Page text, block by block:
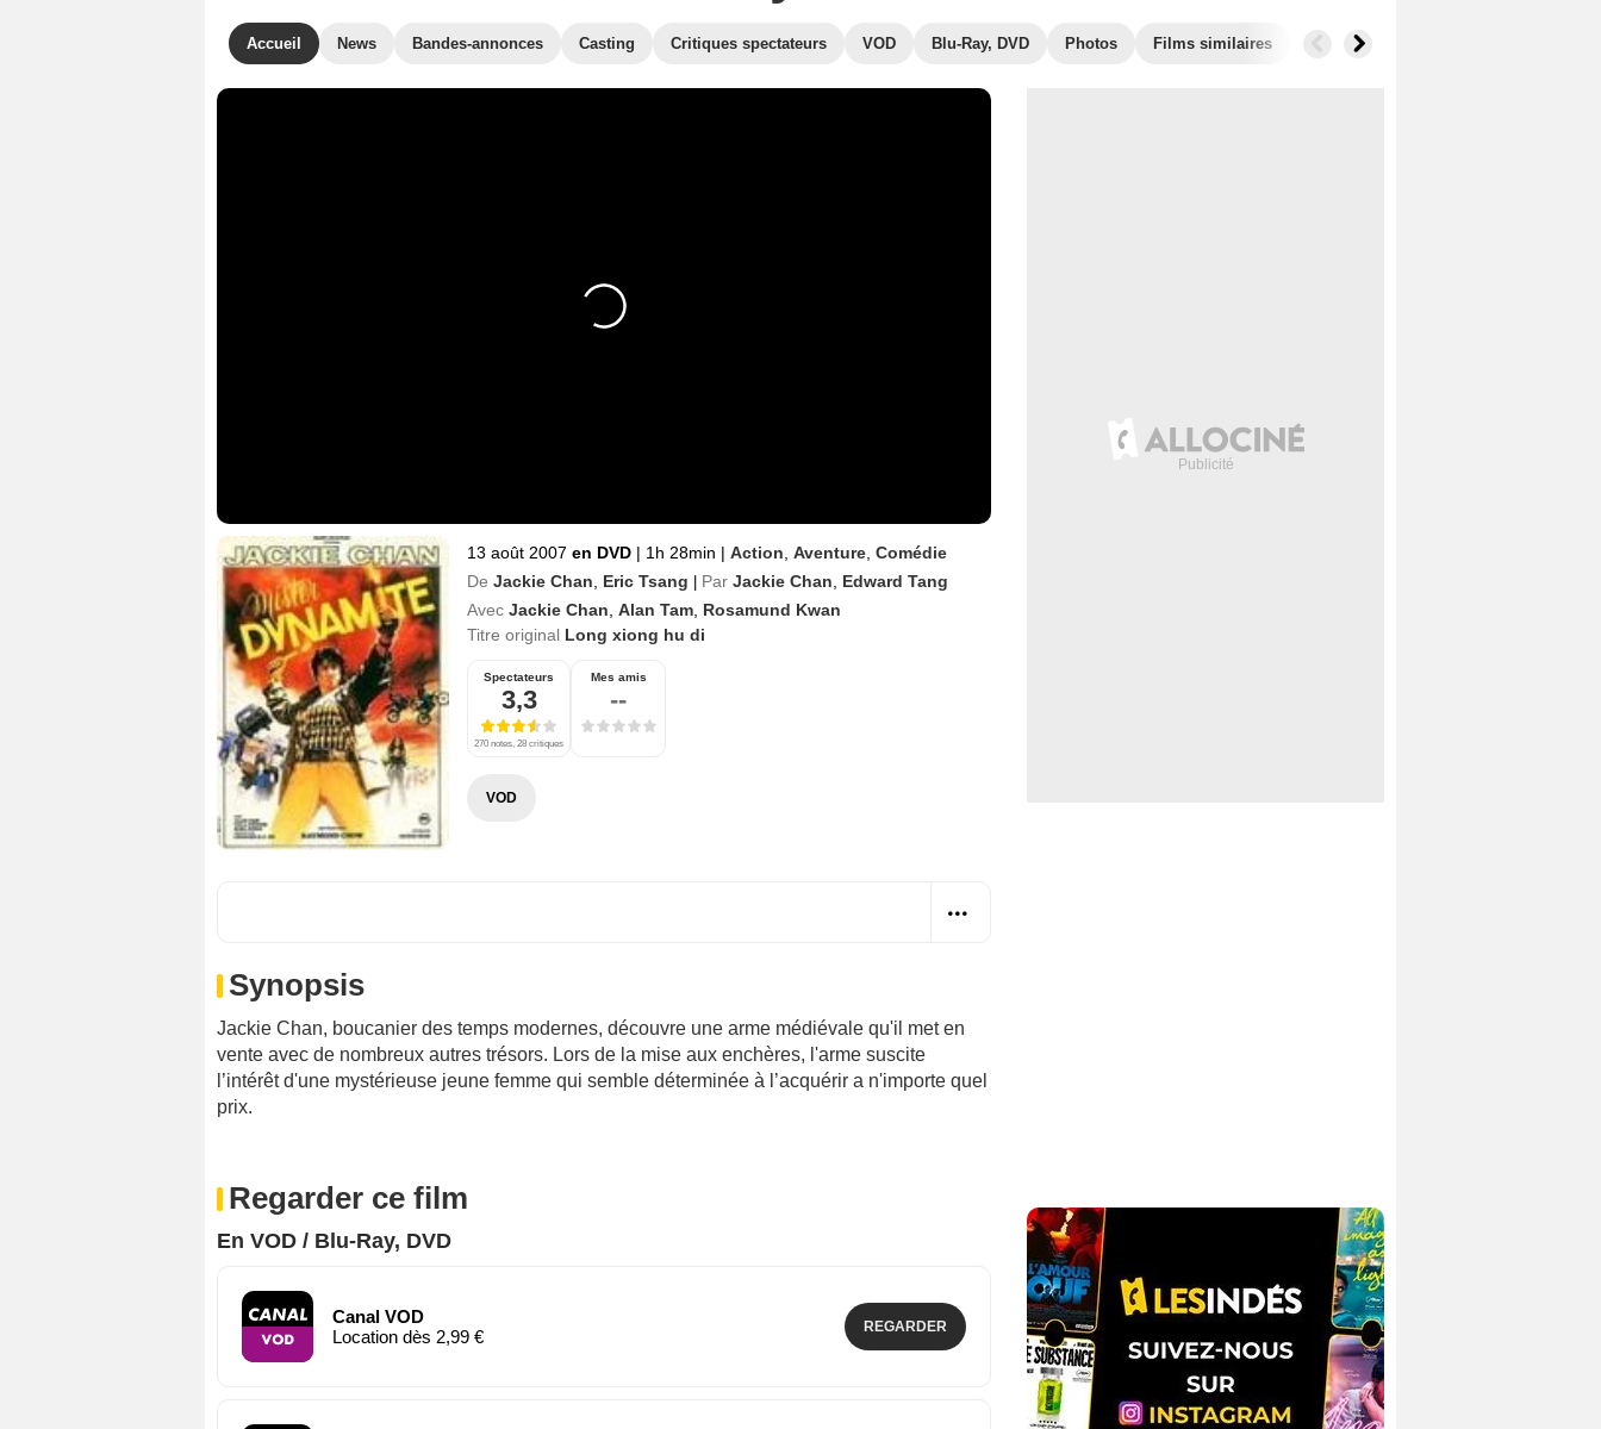
Accueil News Bandes-annonces Casting Critiques spectateurs VOD Blu-Ray, DVD Photos Films similaires
13 août 2007 en DVD | 1h 28min | Action Aventure Comédie
De Jackie Chan Eric Tsang | Par Jackie Chan
Edward Tang
Avec Jackie Chan Alan Tam Rosamund Kwan
Titre original Long xiong hu di
Spectateurs
3,3
270 notes, 28 critiques
Mes amis
--
VOD
Synopsis
Jackie Chan, boucanier des temps modernes, découvre une arme médiévale qu'il met en
vente avec de nombreux autres trésors. Lors de la mise aux enchères, l'arme suscite
l’intérêt d'une mystérieuse jeune femme qui semble déterminée à l’acquérir a n'importe quel
prix.
Regarder ce film
En VOD / Blu-Ray, DVD
Canal VOD
Location dès 2,99 €
REGARDER